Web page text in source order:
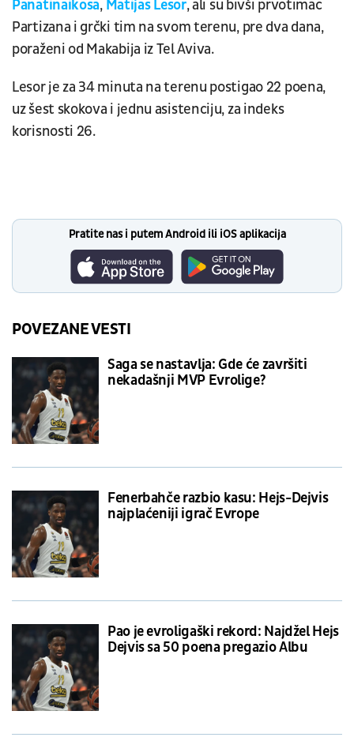
Panatinaikosa, Matijas Lesor, ali su bivši prvotimac
Partizana i grčki tim na svom terenu, pre dva dana,
poraženi od Makabija iz Tel Aviva.
Lesor je za 34 minuta na terenu postigao 22 poena,
uz šest skokova i jednu asistenciju, za indeks
korisnosti 26.
Pratite nas i putem Android ili iOS aplikacija
POVEZANE VESTI
Saga se nastavlja: Gde će završiti
nekadašnji MVP Evrolige?
Fenerbahče razbio kasu: Hejs-Dejvis
najplaćeniji igrač Evrope
Pao je evroligaški rekord: Najdžel Hejs
Dejvis sa 50 poena pregazio Albu